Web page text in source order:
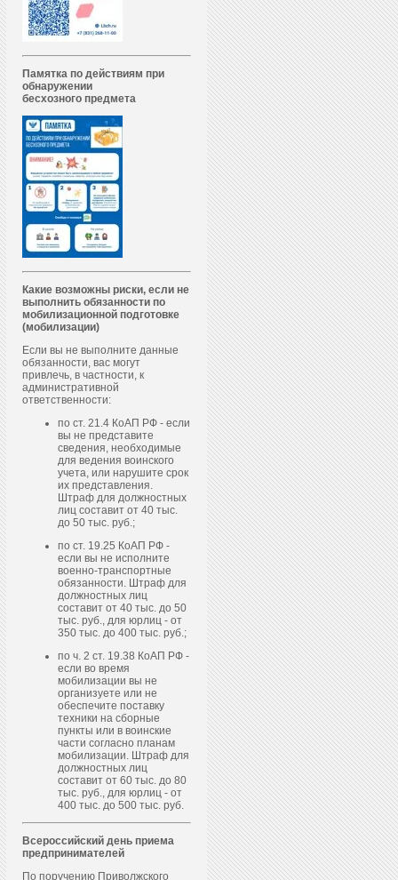
Памятка по действиям при
обнаружении
бесхозного предмета
Какие возможны риски, если не
выполнить обязанности по
мобилизационной подготовке
(мобилизации)
Если вы не выполните данные
обязанности, вас могут
привлечь, в частности, к
административной
ответственности:
по ст. 21.4 КоАП РФ - если
вы не представите
сведения, необходимые
для ведения воинского
учета, или нарушите срок
их представления.
Штраф для должностных
лиц составит от 40 тыс.
до 50 тыс. руб.;
по ст. 19.25 КоАП РФ -
если вы не исполните
военно-транспортные
обязанности. Штраф для
должностных лиц
составит от 40 тыс. до 50
тыс. руб., для юрлиц - от
350 тыс. до 400 тыс. руб.;
по ч. 2 ст. 19.38 КоАП РФ -
если во время
мобилизации вы не
организуете или не
обеспечите поставку
техники на сборные
пункты или в воинские
части согласно планам
мобилизации. Штраф для
должностных лиц
составит от 60 тыс. до 80
тыс. руб., для юрлиц - от
400 тыс. до 500 тыс. руб.
Всероссийский день приема
предпринимателей
По поручению Приволжского